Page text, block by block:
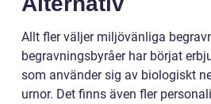
Allt fler väljer miljövänliga
begravningsbyråer har börjat
som använder sig av biologiskt
urnor. Det finns även fler